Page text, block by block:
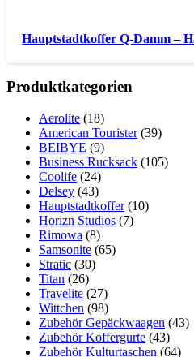
Hauptstadtkoffer Q-Damm –
Produktkategorien
Aerolite (18)
American Tourister (39)
BEIBYE (9)
Business Rucksack (105)
Coolife (24)
Delsey (43)
Hauptstadtkoffer (10)
Horizn Studios (7)
Rimowa (8)
Samsonite (65)
Stratic (30)
Titan (26)
Travelite (27)
Wittchen (98)
Zubehör Gepäckwaagen (43)
Zubehör Koffergurte (43)
Zubehör Kulturtaschen (64)